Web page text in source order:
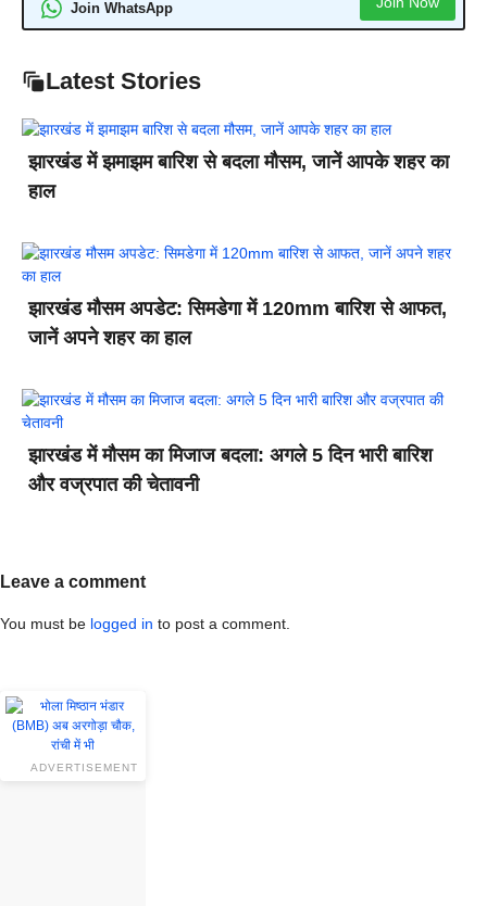
Join WhatsApp
Latest Stories
झारखंड में झमाझम बारिश से बदला मौसम, जानें आपके शहर का
हाल
झारखंड मौसम अपडेट: सिमडेगा में 120mm बारिश से आफत,
जानें अपने शहर का हाल
झारखंड में मौसम का मिजाज बदला: अगले 5 दिन भारी बारिश
और वज्रपात की चेतावनी
Leave a comment
You must be logged in to post a comment.
ADVERTISEMENT